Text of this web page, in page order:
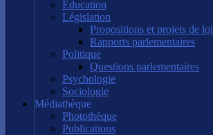
Éducation
Législation
Propositions et projets de loi
Rapports parlementaires
Politique
Questions parlementaires
Psychologie
Sociologie
Médiathèque
Photothèque
Publications